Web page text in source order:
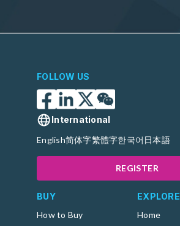
BUY
How to Buy
EXPLORE
Home
FOLLOW US
International
English简体字繁體字한국어 日本語
REGISTER